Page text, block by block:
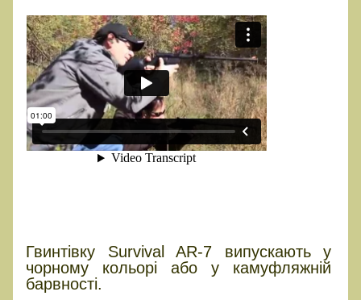
Гвинтівку Survival AR-7 випускають у
чорному кольорі або у камуфляжній
барвності.